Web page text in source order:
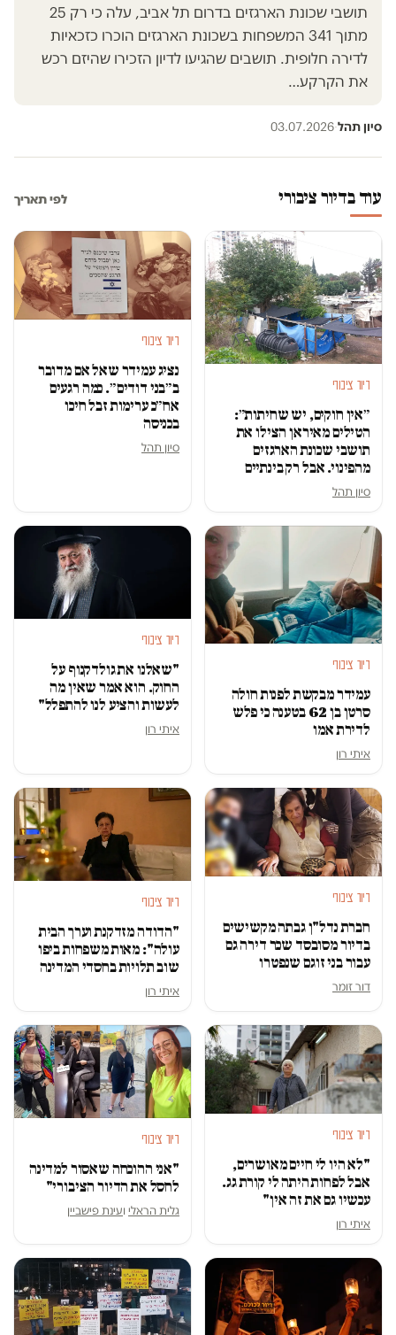
תושבי שכונת הארגזים בדרום תל אביב, עלה כי רק 25
מתוך 341 המשפחות בשכונת הארגזים הוכרו כזכאיות
לדירה חלופית. תושבים שהגיעו לדיון הזכירו שהיזם רכש
את הקרקע…
סיון תהל·
03.07.2026
עוד בדיור ציבורי לפי תאריך
דיור ציבורי
״אין חוקים, יש שחיתות״:
הטילים מאיראן הצילו את
תושבי שכונת הארגזים
מהפינוי. אבל רק בינתיים
סיון תהל
דיור ציבורי
נציג עמידר שאל אם מדובר
ב״בני דודים״. כמה רגעים
אח״כ ערימות זבל חיכו
בכניסה
סיון תהל
דיור ציבורי
עמידר מבקשת לפנות חולה
סרטן בן 62 בטענה כי פלש
לדירת אמו
איתי רון
דיור ציבורי
"שאלנו את גולדקנוף על
החוק. הוא אמר שאין מה
לעשות והציע לנו להתפלל"
איתי רון
דיור ציבורי
חברת נדל"ן גבתה מקשישים
בדיור מסובסד שכר דירה גם
עבור בני זוגם שנפטרו
דור זומר
דיור ציבורי
"הדודה מזדקנת וערך הבית
עולה": מאות משפחות ביפו
שוב תלויות בחסדי המדינה
איתי רון
דיור ציבורי
"לא היו לי חיים מאושרים,
אבל לפחות היתה לי קורת גג.
עכשיו גם את זה אין"
איתי רון
דיור ציבורי
"אני ההוכחה שאסור למדינה
לחסל את הדיור הציבורי"
גלית הראלי ועינת פישביין